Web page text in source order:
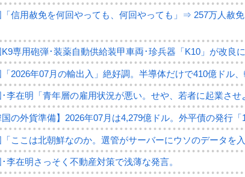
「信用赦免を何回やっても、何回やっても」⇒ 257万人赦
専用砲弾･装薬自動供給装甲車両･珍兵器「K10」が改良に
2026年07月の輸出入」絶好調。半導体だけで410億ドル
李在明「青年層の雇用状況が悪い。せや、若者に起業さ
国の外貨準備】2026年07月は4,279億ドル。外平債の発行「
ここは北朝鮮なのか。選管がサーバーにウソのデータを入
李在明さっそく不動産対策で浅薄な発言。